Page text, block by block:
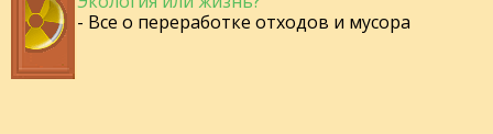
- Все о переработке отходов и мусора